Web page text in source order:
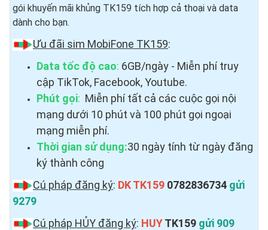
gói khuyến mãi khủng TK159 tích hợp cả thoại và data
dành cho bạn.
Ưu đãi sim MobiFone TK159:
Data tốc độ cao: 6GB/ngày - Miễn phí truy
cập TikTok, Facebook, Youtube.
Phút gọi: Miễn phí tất cả các cuộc gọi nội
mạng dưới 10 phút và 100 phút gọi ngoại
mạng miễn phí.
Thời gian sử dụng:30 ngày tính từ ngày đăng
ký thành công
Cú pháp đăng ký: DK TK159 0782836734 gửi
9279
Cú pháp HỦY đăng ký: HUYTK159 gửi 909